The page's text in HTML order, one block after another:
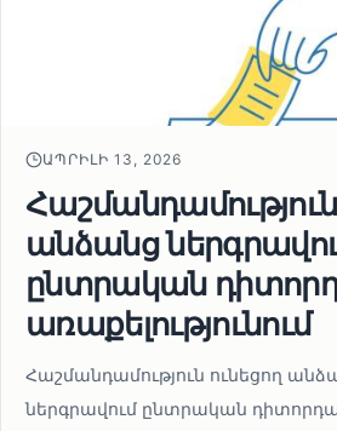
ԱՊՐԻԼԻ 13, 2026
անձանց
ընտրական
առաքելությունում
Հաշմանդամություն ունեցող
ներգրավում ընտրական